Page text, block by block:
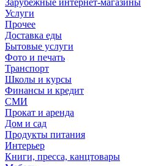
Услуги
Прочее
Доставка еды
Бытовые услуги
Фото и печать
Транспорт
Школы и курсы
Финансы и кредит
СМИ
Прокат и аренда
Дом и сад
Продукты питания
Интерьер
Книги, пресса, канцтовары